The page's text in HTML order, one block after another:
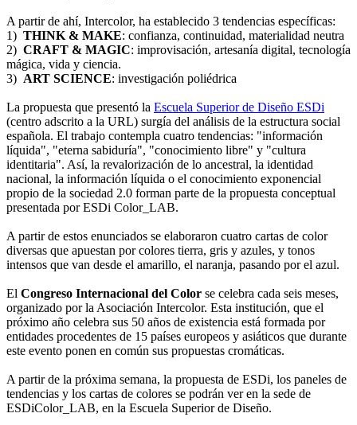
A partir de ahí, Intercolor, ha establecido 3 tendencias específicas:
1) THINK & MAKE: confianza, continuidad, materialidad neutra
2) CRAFT & MAGIC: improvisación, artesanía digital, tecnología
mágica, vida y ciencia.
3) ART SCIENCE: investigación poliédrica
La propuesta que presentó la Escuela Superior de Diseño ESDi
(centro adscrito a la URL) surgía del análisis de la estructura social
española. El trabajo contempla cuatro tendencias: "información
líquida", "eterna sabiduría", "conocimiento libre" y "cultura
identitaria". Así, la revalorización de lo ancestral, la identidad
nacional, la información líquida o el conocimiento exponencial
propio de la sociedad 2.0 forman parte de la propuesta conceptual
presentada por ESDi Color_LAB.
A partir de estos enunciados se elaboraron cuatro cartas de color
diversas que apuestan por colores tierra, gris y azules, y tonos
intensos que van desde el amarillo, el naranja, pasando por el azul.
El Congreso Internacional del Color se celebra cada seis meses,
organizado por la Asociación Intercolor. Esta institución, que el
próximo año celebra sus 50 años de existencia está formada por
entidades procedentes de 15 países europeos y asiáticos que durante
este evento ponen en común sus propuestas cromáticas.
A partir de la próxima semana, la propuesta de ESDi, los paneles de
tendencias y los cartas de colores se podrán ver en la sede de
ESDiColor_LAB, en la Escuela Superior de Diseño.